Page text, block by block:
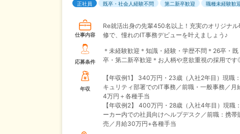
正社員 既卒・社会人経験不問 第二新卒歓迎 職種未経験歓
仕事内容
Re就活出身の先輩450名以上！充実のオリジナル
修で、憧れのIT事務デビューを叶えましょう♪
応募条件
＊未経験歓迎＊知識・経験・学歴不問＊26卒・既
卒・第二新卒歓迎＊お人柄や意欲重視の採用で
年収
【年収例1】
340万円・23歳（入社2年目）現職
キュリティ部署でのIT事務／前職・一般事務／月
4万円＋各種手当
【年収例2】
400万円・28歳（入社4年目）現職
ーカー内での社員向けヘルプデスク／前職：携帯
売／月給30万円+各種手当